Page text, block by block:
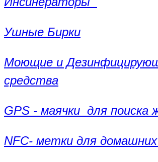
Ушные Бирки
Моющие и
средства
GPS - маячки для поиска
NFC- метки для